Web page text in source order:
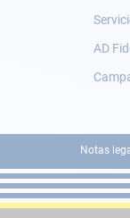
AD
Notas